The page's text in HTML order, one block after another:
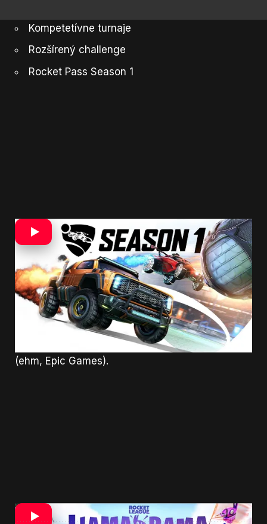
Kompetetívne turnaje
Rozšírený challenge
Rocket Pass Season 1
Aby toho nebolo málo, hráči ktorí si hru registrujú
do svojej Epic Games knižnice, dostanú10
dolárový kupónna nákup ďalšej hry. Celkové
informácie ohľadne kupónov si môžete pozrieť aj
natomto odkaze.
V rámci samotných osláv dostaneme aj dočasný
event. Názov eventu
Llama ramapoukazuje na
úzku spoluprácu s nemenovaným gigantom
(ehm, Epic Games).